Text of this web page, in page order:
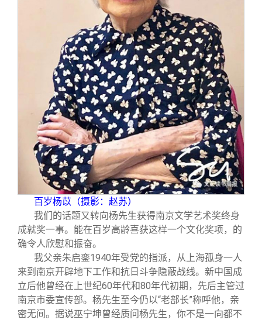
百岁杨苡（摄影：赵苏）
我们的话题又转向杨先生获得南京文学艺术奖终身
成就奖一事。能在百岁高龄喜获这样一个文化奖项，的
确令人欣慰和振奋。
我父亲朱启銮1940年受党的指派，从上海孤身一人
来到南京开辟地下工作和抗日斗争隐蔽战线。新中国成
立后他曾经在上世纪60年代和80年代初期，先后主管过
南京市委宣传部。杨先生至今仍以“老部长”称呼他，亲
密无间。据说巫宁坤曾经质问杨先生，你不是一向都不